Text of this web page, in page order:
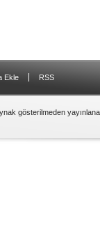
Ekle RSS
gösterilmeden